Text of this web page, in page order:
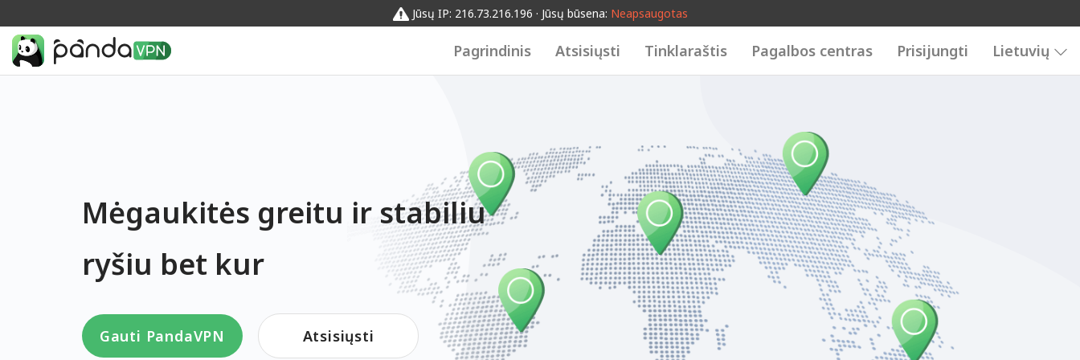
Jūsų IP: 216.73.216.196 · Jūsų būsena: Neapsaugotas
Pagrindinis Atsisiųsti Tinklaraštis Pagalbos centras Prisijungti Lietuvių
Mėgaukitės greitu ir stabiliu
ryšiu bet kur
Gauti PandaVPN Atsisiųsti